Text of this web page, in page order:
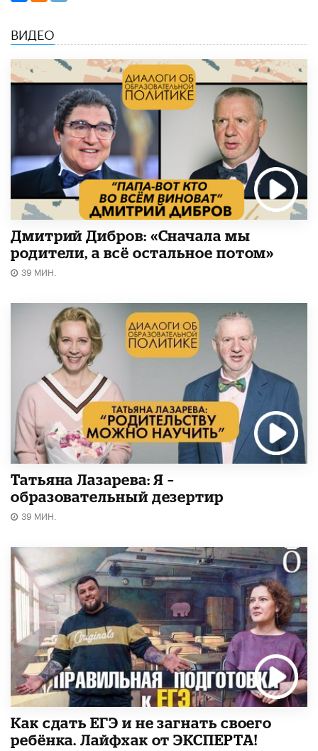
ВИДЕО
Дмитрий Дибров: «Сначала мы
родители, а всё остальное потом»
39 МИН.
Татьяна Лазарева: Я –
образовательный дезертир
39 МИН.
​Как сдать ЕГЭ и не загнать своего
ребёнка. Лайфхак от ЭКСПЕРТА!